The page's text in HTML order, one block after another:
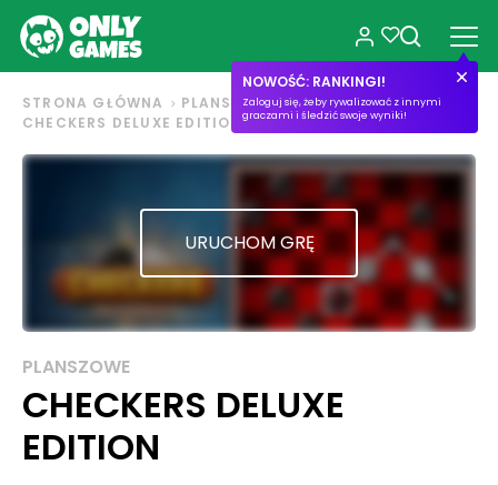
NOWOŚĆ: RANKINGI!
Zaloguj się, żeby rywalizować z innymi
graczami i śledzić swoje wyniki!
STRONA GŁÓWNA
PLANSZOWE
CHECKERS DELUXE EDITION
URUCHOM GRĘ
PLANSZOWE
CHECKERS DELUXE
EDITION